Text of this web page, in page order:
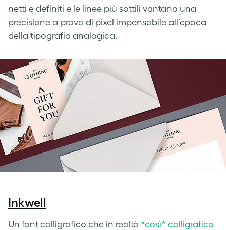
netti e definiti e le linee più sottili vantano una
precisione a prova di pixel impensabile all’epoca
della tipografia analogica.
Inkwell
Un font calligrafico che in realtà *così* calligrafico